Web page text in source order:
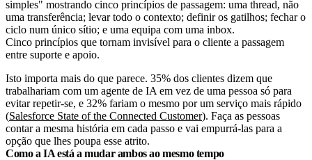
Cinco princípios que tornam invisível para o cliente a passagem
entre suporte e apoio.
Isto importa mais do que parece. 35% dos clientes dizem que
trabalhariam com um agente de IA em vez de uma pessoa só para
evitar repetir-se, e 32% fariam o mesmo por um serviço mais rápido
(Salesforce State of the Connected Customer). Faça as pessoas
contar a mesma história em cada passo e vai empurrá-las para a
opção que lhes poupa esse atrito.
Como a IA está a mudar ambos ao mesmo tempo